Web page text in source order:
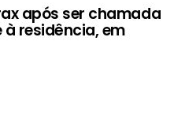
após ser chamada
residência, em